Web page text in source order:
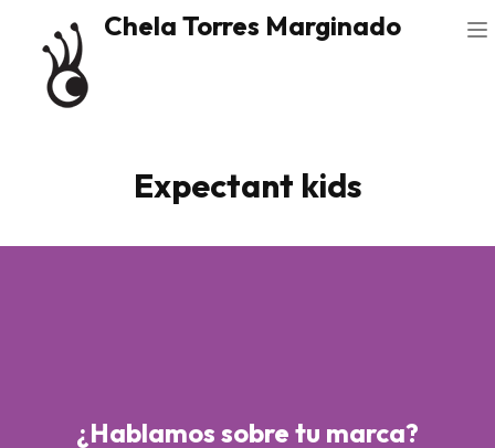
Chela Torres Marginado
Expectant kids
¿Hablamos sobre tu marca?